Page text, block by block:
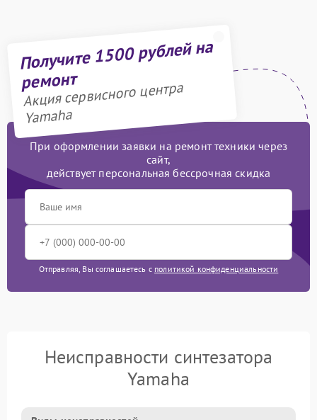
Получите 1500 рублей на
ремонт
Акция сервисного центра
Yamaha
При оформлении заявки на ремонт техники через
сайт,
действует персональная бессрочная скидка
Отправляя, Вы соглашаетесь с политикой конфиденциальности
Неисправности синтезатора
Yamaha